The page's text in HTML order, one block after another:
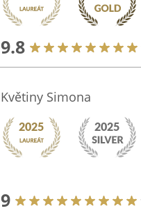
9.8
Květiny Simona
9